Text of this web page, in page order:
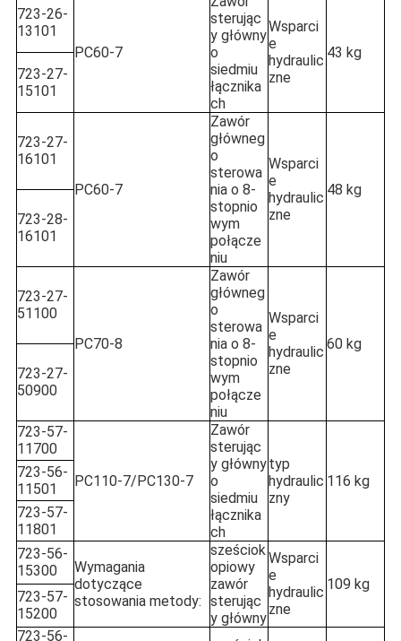
723-26-
13101
PC60-7
sterując
y główny
o
siedmiu
łącznika
ch
Wsparci
e
hydraulic
zne
43 kg
723-27-
15101
723-27-
16101
PC60-7
Zawór
główneg
o
sterowa
nia o 8-
stopnio
wym
połącze
niu
Wsparci
e
hydraulic
zne
48 kg
723-28-
16101
723-27-
51100
PC70-8
Zawór
główneg
o
sterowa
nia o 8-
stopnio
wym
połącze
niu
Wsparci
e
hydraulic
zne
60 kg
723-27-
50900
723-57-
11700
PC110-7/PC130-7
Zawór
sterując
y główny
o
siedmiu
łącznika
ch
typ
hydraulic
zny
116 kg
723-56-
11501
723-57-
11801
723-56-
15300
Wymagania
dotyczące
stosowania metody:
sześciok
opiowy
zawór
sterując
y główny
Wsparci
e
hydraulic
zne
109 kg
723-57-
15200
723-56-